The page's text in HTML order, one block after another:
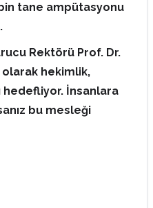
tane ampütasyonu
Rektörü Prof. Dr.
olarak hekimlik,
hedefliyor. İnsanlara
bu mesleği